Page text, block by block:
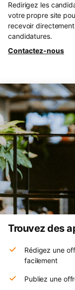
Redirigez les
votre propre site
recevoir
candidatures.
Contactez-nous
Trouvez des
Rédigez une
facilement
Publiez une